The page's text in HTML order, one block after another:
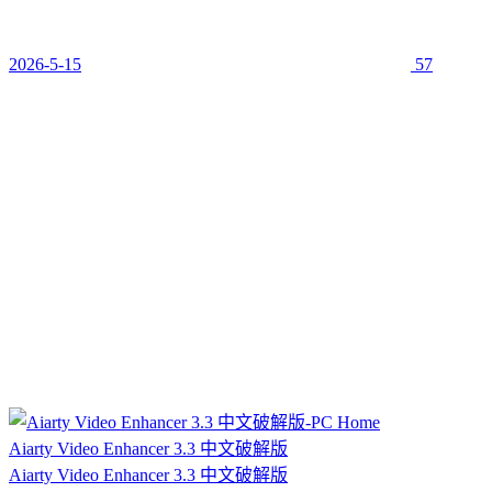
2026-5-15 57
Aiarty Video Enhancer 3.3 中文破解版
Aiarty Video Enhancer 3.3 中文破解版